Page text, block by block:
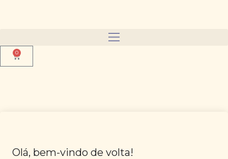
0
Olá, bem-vindo de volta!